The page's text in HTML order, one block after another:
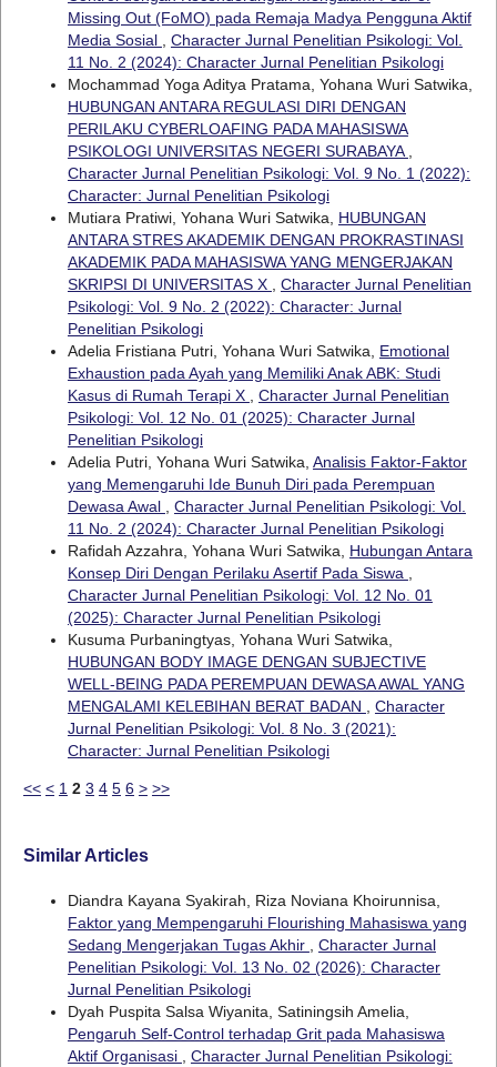
Missing Out (FoMO) pada Remaja Madya Pengguna Aktif
Media Sosial
Character Jurnal Penelitian Psikologi: Vol.
11 No. 2 (2024): Character Jurnal Penelitian Psikologi
Mochammad Yoga Aditya Pratama, Yohana Wuri Satwika,
HUBUNGAN ANTARA REGULASI DIRI DENGAN
PERILAKU CYBERLOAFING PADA MAHASISWA
PSIKOLOGI UNIVERSITAS NEGERI SURABAYA
Character Jurnal Penelitian Psikologi: Vol. 9 No. 1 (2022):
Character: Jurnal Penelitian Psikologi
Mutiara Pratiwi, Yohana Wuri Satwika, HUBUNGAN
ANTARA STRES AKADEMIK DENGAN PROKRASTINASI
AKADEMIK PADA MAHASISWA YANG MENGERJAKAN
SKRIPSI DI UNIVERSITAS X
Character Jurnal Penelitian
Psikologi: Vol. 9 No. 2 (2022): Character: Jurnal
Penelitian Psikologi
Adelia Fristiana Putri, Yohana Wuri Satwika, Emotional
Exhaustion pada Ayah yang Memiliki Anak ABK: Studi
Kasus di Rumah Terapi X
Character Jurnal Penelitian
Psikologi: Vol. 12 No. 01 (2025): Character Jurnal
Penelitian Psikologi
Adelia Putri, Yohana Wuri Satwika, Analisis Faktor-Faktor
yang Memengaruhi Ide Bunuh Diri pada Perempuan
Dewasa Awal
Character Jurnal Penelitian Psikologi: Vol.
11 No. 2 (2024): Character Jurnal Penelitian Psikologi
Rafidah Azzahra, Yohana Wuri Satwika, Hubungan Antara
Konsep Diri Dengan Perilaku Asertif Pada Siswa
Character Jurnal Penelitian Psikologi: Vol. 12 No. 01
(2025): Character Jurnal Penelitian Psikologi
Kusuma Purbaningtyas, Yohana Wuri Satwika,
HUBUNGAN BODY IMAGE DENGAN SUBJECTIVE
WELL-BEING PADA PEREMPUAN DEWASA AWAL YANG
MENGALAMI KELEBIHAN BERAT BADAN
Character
Jurnal Penelitian Psikologi: Vol. 8 No. 3 (2021):
Character: Jurnal Penelitian Psikologi
<< < 1 2 3 4 5 6 > >>
Similar Articles
Diandra Kayana Syakirah, Riza Noviana Khoirunnisa,
Faktor yang Mempengaruhi Flourishing Mahasiswa yang
Sedang Mengerjakan Tugas Akhir
Character Jurnal
Penelitian Psikologi: Vol. 13 No. 02 (2026): Character
Jurnal Penelitian Psikologi
Dyah Puspita Salsa Wiyanita, Satiningsih Amelia,
Pengaruh Self-Control terhadap Grit pada Mahasiswa
Aktif Organisasi
Character Jurnal Penelitian Psikologi: